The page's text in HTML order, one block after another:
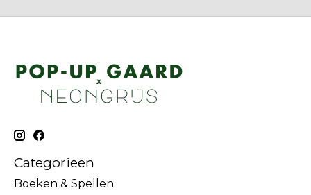
Categorieën
Boeken & Spellen